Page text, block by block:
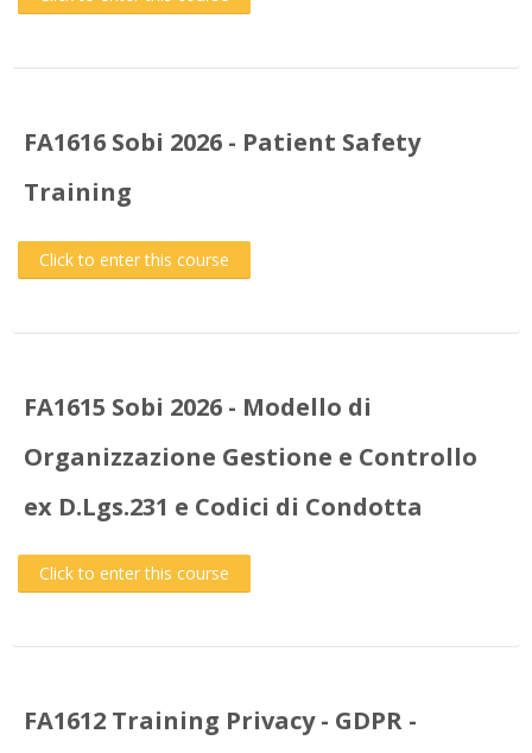
FA1616 Sobi 2026 - Patient Safety
Training
Click to enter this course
FA1615 Sobi 2026 - Modello di
Organizzazione Gestione e Controllo
ex D.Lgs.231 e Codici di Condotta
Click to enter this course
FA1612 Training Privacy - GDPR -